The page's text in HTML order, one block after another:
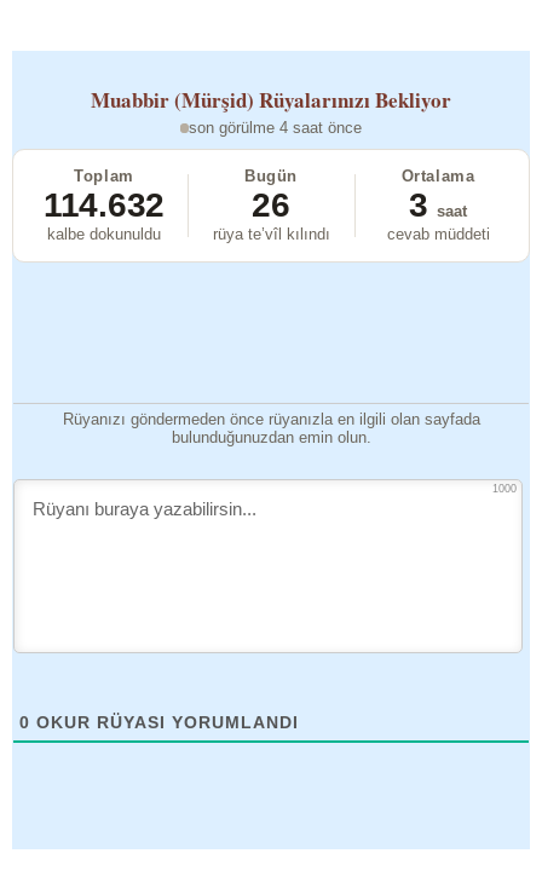
Muabbir (Mürşid) Rüyalarınızı Bekliyor
son görülme 4 saat önce
Toplam
114.632
kalbe dokunuldu
Bugün
26
rüya te’vîl kılındı
Ortalama
3 saat
cevab müddeti
Rüyanızı göndermeden önce rüyanızla en ilgili olan sayfada
bulunduğunuzdan emin olun.
1000
0 OKUR RÜYASI YORUMLANDI